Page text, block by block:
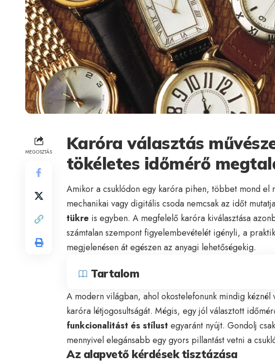
MEGOSZTÁS
Karóra választás
tökéletes időmérő
Amikor a csuklódon egy karóra pihen, többet mond el
mechanikai vagy digitális csoda nemcsak az időt
tükre is egyben. A megfelelő karóra kiválasztása
számtalan szempont figyelembevételét igényli, a
megjelenésen át egészen az anyagi lehetőségekig.
Tartalom
A modern világban, ahol okostelefonunk mindig
karóra létjogosultságát. Mégis, egy jól választott
funkcionalitást és stílust egyaránt nyújt. Gondolj
mennyivel elegánsabb egy gyors pillantást vetni a
Az alapvető kérdések tisztázása